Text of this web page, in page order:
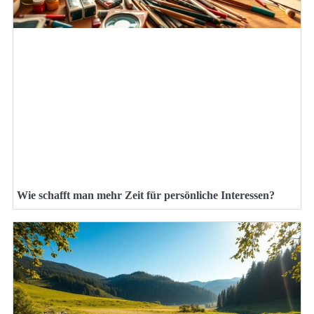
Wie schafft man mehr Zeit für persönliche Interessen?